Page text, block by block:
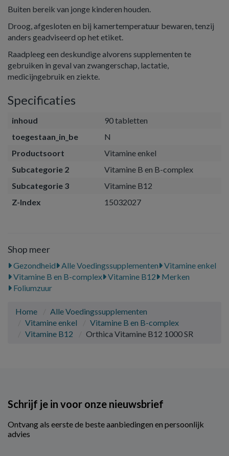
Buiten bereik van jonge kinderen houden.
Droog, afgesloten en bij kamertemperatuur bewaren, tenzij
anders geadviseerd op het etiket.
Raadpleeg een deskundige alvorens supplementen te
gebruiken in geval van zwangerschap, lactatie,
medicijngebruik en ziekte.
Specificaties
inhoud
90 tabletten
toegestaan_in_be
N
Productsoort
Vitamine enkel
Subcategorie 2
Vitamine B en B-complex
Subcategorie 3
Vitamine B12
Z-Index
15032027
Shop meer
Gezondheid Alle Voedingssupplementen
Vitamine enkel
Vitamine B en B-complex Vitamine B12
Merken
Foliumzuur
Home
Alle Voedingssupplementen
Vitamine enkel
Vitamine B en B-complex
Vitamine B12
Orthica Vitamine B12 1000 SR
Schrijf je in voor onze nieuwsbrief
Ontvang als eerste de beste aanbiedingen en persoonlijk
advies